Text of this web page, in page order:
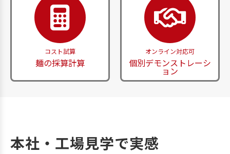
コスト試算
麺の採算計算
オンライン対応可
個別デモンストレーシ
ョン
本社・工場見学で実感